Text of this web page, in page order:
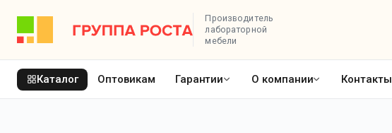
Производитель
лабораторной
мебели
Каталог Оптовикам Гарантии О компании Контакты